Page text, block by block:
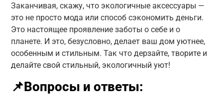
Заканчивая, скажу, что экологичные аксессуары —
это не просто мода или способ сэкономить деньги.
Это настоящее проявление заботы о себе и о
планете. И это, безусловно, делает ваш дом уютнее,
особенным и стильным. Так что дерзайте, творите и
делайте свой стильный, экологичный уют!
📌Вопросы и ответы: